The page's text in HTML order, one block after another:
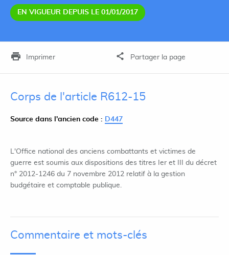
EN VIGUEUR DEPUIS LE 01/01/2017
Imprimer Partager la page
Corps de l'article R612-15
Source dans l'ancien code : D447
L'Office national des anciens combattants et victimes de
guerre est soumis aux dispositions des titres Ier et III du décret
n° 2012-1246 du 7 novembre 2012 relatif à la gestion
budgétaire et comptable publique.
Commentaire et mots-clés